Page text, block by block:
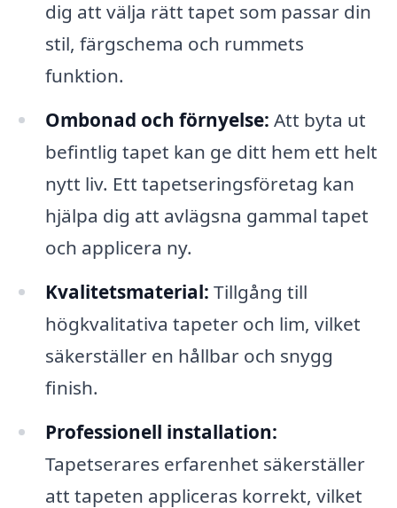
dig att välja rätt tapet som passar din
stil, färgschema och rummets
funktion.
Ombonad och förnyelse: Att byta ut
befintlig tapet kan ge ditt hem ett helt
nytt liv. Ett tapetseringsföretag kan
hjälpa dig att avlägsna gammal tapet
och applicera ny.
Kvalitetsmaterial: Tillgång till
högkvalitativa tapeter och lim, vilket
säkerställer en hållbar och snygg
finish.
Professionell installation:
Tapetserares erfarenhet säkerställer
att tapeten appliceras korrekt, vilket